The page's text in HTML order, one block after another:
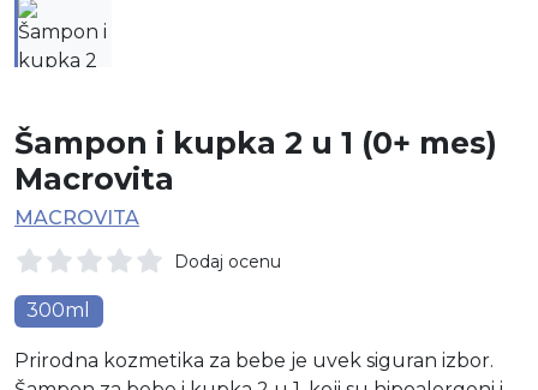
Šampon i kupka 2 u 1 (0+ mes)
Macrovita
MACROVITA
Dodaj ocenu
300ml
Prirodna kozmetika za bebe je uvek siguran izbor.